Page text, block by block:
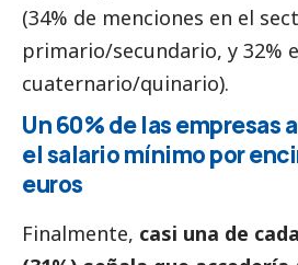
(34% de menciones en el
primario/secundario, y 32%
cuaternario/quinario).
Un 60% de las empresas
el salario mínimo por
euros
Finalmente, casi una de